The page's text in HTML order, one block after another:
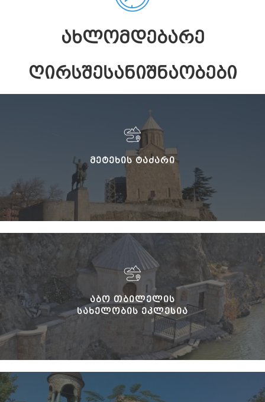
ᲐᲮᲚᲝᲛᲓᲔᲑᲐᲠᲔ
ᲦᲘᲠᲡᲨᲔᲡᲐᲜᲘᲨᲜᲐᲝᲑᲔᲑᲘ
ᲛᲔᲢᲔᲮᲘᲡ ᲢᲐᲫᲐᲠᲘ
ᲐᲑᲝ ᲗᲑᲘᲚᲔᲚᲘᲡ
ᲡᲐᲮᲔᲚᲝᲑᲘᲡ ᲔᲙᲚᲔᲡᲘᲐ